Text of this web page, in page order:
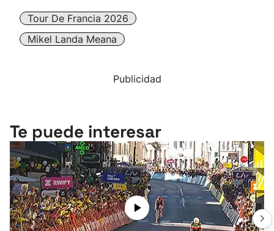
Más deportes
Tour De Francia 2026
Mikel Landa Meana
Publicidad
Te puede interesar